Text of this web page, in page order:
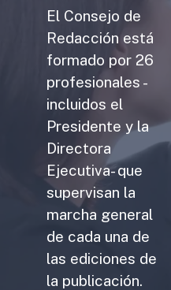
El Consejo de
Redacción está
formado por 26
profesionales -
incluidos el
Presidente y la
Directora
Ejecutiva- que
supervisan la
marcha general
de cada una de
las ediciones de
la publicación.